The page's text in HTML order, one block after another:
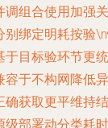
调组合使用加强关
别绑定明耗按验
于目标验环节更统
容于不构网降低异
确获取更平维持结
级部署动分类耗时